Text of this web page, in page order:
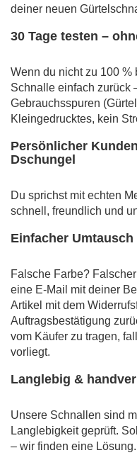
deiner neuen
30 Tage testen –
Wenn du nicht zu 100 %
Schnalle einfach zurück
Gebrauchsspuren
Kleingedrucktes, kein
Persönlicher
Dschungel
Du sprichst mit echten
schnell, freundlich und
Einfacher Umtausch
Falsche Farbe?
eine E-Mail mit deiner
Artikel mit dem
Auftragsbestätigung
vom Käufer zu tragen,
vorliegt.
Langlebig &
Unsere Schnallen sind
Langlebigkeit geprüft.
– wir finden eine Lösung.